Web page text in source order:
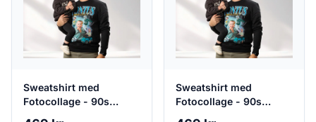
Sweatshirt med
Fotocollage - 90s
Sweatshirt med
Fotocollage - 90s